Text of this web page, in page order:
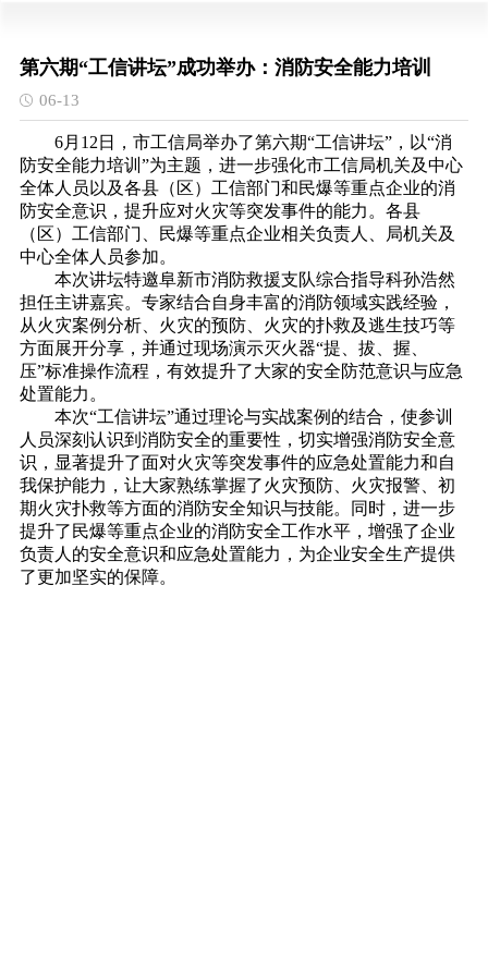
第六期“工信讲坛”成功举办：消防安全能力培训
06-13
6月12日，市工信局举办了第六期“工信讲坛”，以“消
防安全能力培训”为主题，进一步强化市工信局机关及中心
全体人员以及各县（区）工信部门和民爆等重点企业的消
防安全意识，提升应对火灾等突发事件的能力。各县
（区）工信部门、民爆等重点企业相关负责人、局机关及
中心全体人员参加。
本次讲坛特邀阜新市消防救援支队综合指导科孙浩然
担任主讲嘉宾。专家结合自身丰富的消防领域实践经验，
从火灾案例分析、火灾的预防、火灾的扑救及逃生技巧等
方面展开分享，并通过现场演示灭火器“提、拔、握、
压”标准操作流程，有效提升了大家的安全防范意识与应急
处置能力。
本次“工信讲坛”通过理论与实战案例的结合，使参训
人员深刻认识到消防安全的重要性，切实增强消防安全意
识，显著提升了面对火灾等突发事件的应急处置能力和自
我保护能力，让大家熟练掌握了火灾预防、火灾报警、初
期火灾扑救等方面的消防安全知识与技能。同时，进一步
提升了民爆等重点企业的消防安全工作水平，增强了企业
负责人的安全意识和应急处置能力，为企业安全生产提供
了更加坚实的保障。